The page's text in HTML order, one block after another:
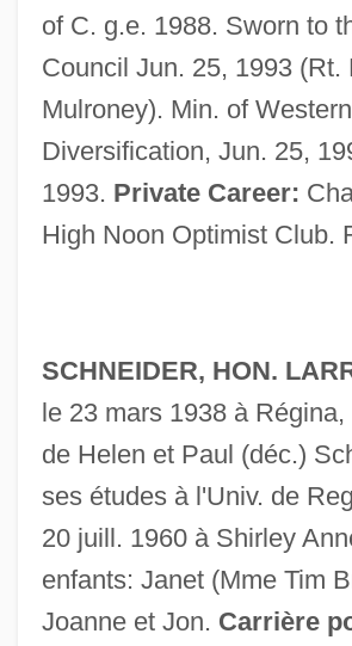
of C. g.e. 1988. Sworn to
Council Jun. 25, 1993 (Rt.
Mulroney). Min. of
Diversification, Jun. 25,
1993. Private Career:
High Noon Optimist Club.
SCHNEIDER, HON.
le 23 mars 1938 à
de Helen et Paul (déc.)
ses études à l'Univ. de
20 juill. 1960 à Shirley
enfants: Janet (Mme Tim
Joanne et Jon. Carrière
Schneider, Herman 1905-2003
Schneider, Helmuth 1946-
Schneider, Helga 1937–
Schneider, Georg Abraham
Schneider, Friedrich Anton
Schneider, Fred B.